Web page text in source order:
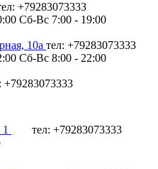
+79283073333
Сб-Вс 7:00 - 19:00
10а тел: +79283073333
Сб-Вс 8:00 - 22:00
+79283073333
тел: +79283073333